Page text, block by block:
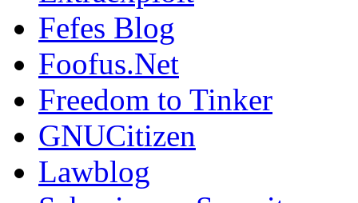
Fefes Blog
Foofus.Net
Freedom to Tinker
GNUCitizen
Lawblog